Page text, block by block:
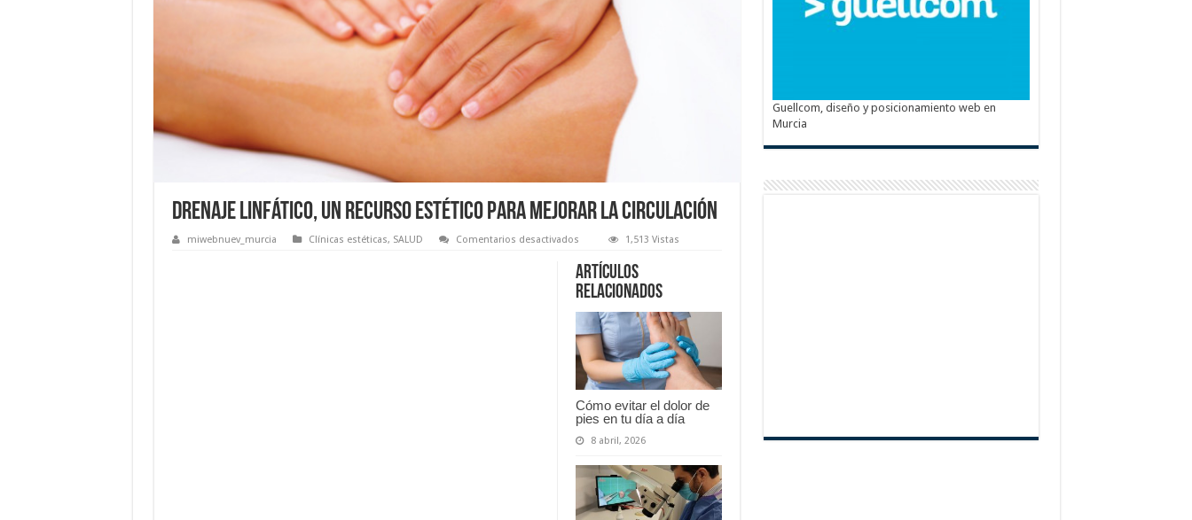
Drenaje linfático, un recurso estético para mejorar la circulación
miwebnuev_murcia Clínicas estéticas, SALUD Comentarios desactivadosen
linfático,
un
recurso
estético
mejorar
circulación
1,513 Vistas
Artículos
relacionados
Cómo evitar el dolor de
pies en tu día a día
8 abril, 2026
Guellcom, diseño y posicionamiento web en
Murcia